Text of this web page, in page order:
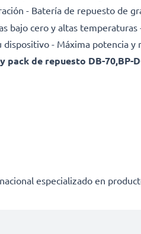
- Batería de repuesto de
bajo cero y altas
- Máxima potencia y
de repuesto DB-70,BP-
especializado en